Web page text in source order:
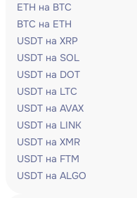
ETH на BTC
BTC на ETH
USDT на XRP
USDT на SOL
USDT на DOT
USDT на LTC
USDT на AVAX
USDT на LINK
USDT на XMR
USDT на FTM
USDT на ALGO